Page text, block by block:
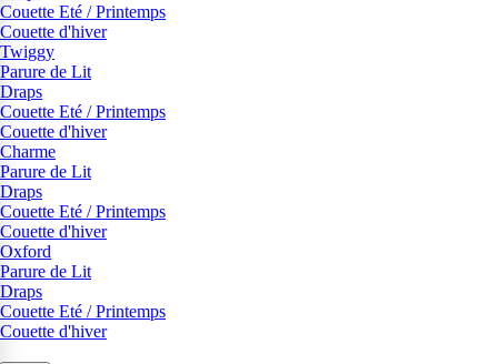
Couette Eté / Printemps
Couette d'hiver
Twiggy
Parure de Lit
Draps
Couette Eté / Printemps
Couette d'hiver
Charme
Parure de Lit
Draps
Couette Eté / Printemps
Couette d'hiver
Oxford
Parure de Lit
Draps
Couette Eté / Printemps
Couette d'hiver